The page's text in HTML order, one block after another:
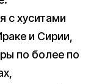
с хуситами
и Сирии,
по более по